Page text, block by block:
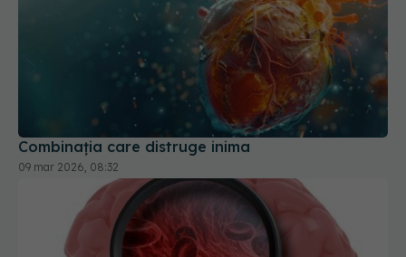
Combinația care distruge inima
09 mar 2026, 08:32